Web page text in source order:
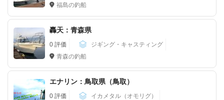
福島の釣船
轟天：青森県
0 評価
ジギング・キャスティング
青森の釣船
エナリン：鳥取県（鳥取）
0 評価
イカメタル（オモリグ）